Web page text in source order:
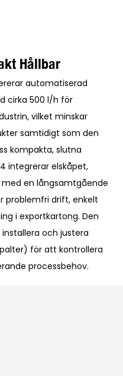
Hållbar
automatiserad
cirka 500 l/h för
vilket minskar
samtidigt som den
kompakta, slutna
integrerar elskåpet,
en långsamtgående
problemfri drift, enkelt
i exportkartong. Den
och justera
för att kontrollera
processbehov.